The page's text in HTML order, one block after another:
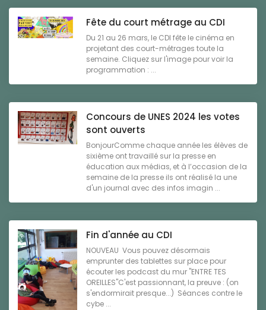
Fête du court métrage au CDI
Du 21 au 26 mars, le CDI fête le cinéma en
projetant des court-métrages toute la
semaine. Cliquez sur l'image pour voir la
programmation : ...
Concours de UNES 2024 les votes
sont ouverts
BonjourComme chaque année les élèves de
sixième ont travaillé sur la presse en
éducation aux médias, et à l’occasion de la
semaine de la presse ils ont réalisé la une
d'un journal avec des infos imagin ...
Fin d'année au CDI
NOUVEAU Vous pouvez désormais
emprunter des tablettes sur place pour
écouter les podcast du mur "ENTRE TES
OREILLES"C'est passionnant, la preuve : (on
s'endormirait presque...) Séances contre le
cybe ...